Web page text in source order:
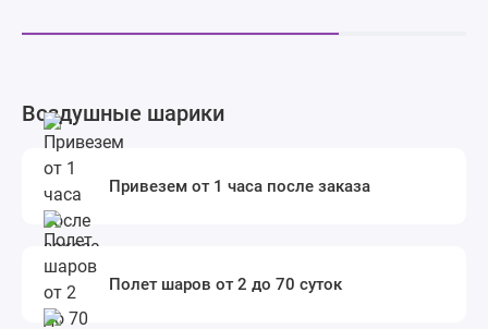
Воздушные шарики
Привезем от 1 часа после заказа
Полет шаров от 2 до 70 суток